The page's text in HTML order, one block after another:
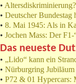
•
• Deutscher Bundestag
• 8. Mai 1945: Als in
• Jochen Mass: Der
Das neueste
• „Lido“ kann ein
• Nürburgring Jubiläum
• P72 & 01 Hypercars: